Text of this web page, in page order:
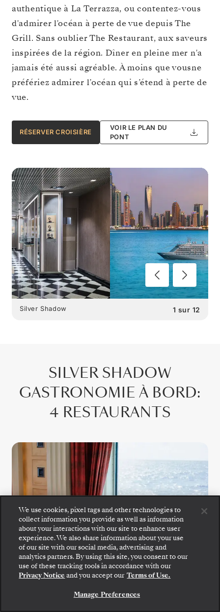
authentique à La Terrazza, ou contentez-vous
d'admirer l'océan à perte de vue depuis The
Grill. Sans oublier The Restaurant, aux saveurs
inspirées de la région. Dîner en pleine mer n'a
jamais été aussi agréable. À moins que vousne
préfériez admirer l’océan qui s’étend à perte de
vue.
RÉSERVER CROISIÈRE
VOIR LE PLAN DU
PONT
1 sur 12
Silver Shadow
SILVER SHADOW
GASTRONOMIE À BORD:
4 RESTAURANTS
The Restaurant
Montez à bord : choisissez votre suite et consultez
les tarifs et les prestations incluses avant de
confirmer votre voyage avec Silversea en toute
sécurité.
RÉSERVEZ VOTRE SUITE
We use cookies, pixel tags and other technologies to
collect information you provide as well as information
about your interactions with our site to enhance user
experience. We also share information about your use
of our site with our social media, advertising and
analytics partners. By using this site, you consent to our
use of these tracking tools in accordance with our
Privacy Notice and you accept our Terms of Use.
Manage Preferences